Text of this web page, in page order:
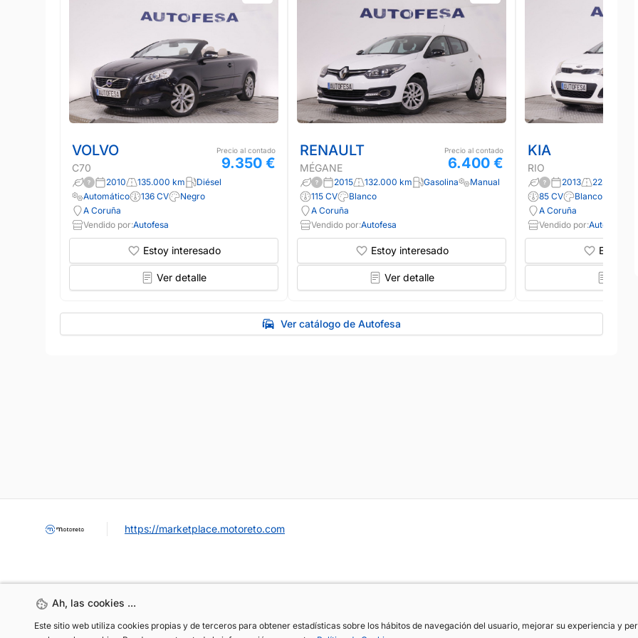
VOLVO
C70
Precio al contado
9.350 €
2010 135.000 km
Diésel
Automático
136 CV
Negro
A Coruña
Vendido por:Autofesa
Estoy interesado
Ver detalle
RENAULT
MÉGANE
Precio al contado
6.400 €
2015 132.000 km Gasolina
Manual
115 CV
Blanco
A Coruña
Vendido por:Autofesa
Estoy interesado
Ver detalle
KIA
RIO
2013 223.000 km
85 CV
Blanco
A Coruña
Vendido por:Autofesa
Estoy
Ver catálogo de Autofesa
Ah, las cookies ...
Este sitio web utiliza cookies propias y de terceros para obtener estadísticas sobre los hábitos de navegación del usuario, mejorar su experiencia y
Ah, las cookies ...
Este sitio web utiliza cookies propias y de terceros para obtener estadísticas sobre los hábitos de navegación del usuario, mejorar su experiencia y
https://marketplace.motoreto.com